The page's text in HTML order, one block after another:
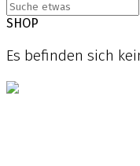
SHOP
Es befinden sich